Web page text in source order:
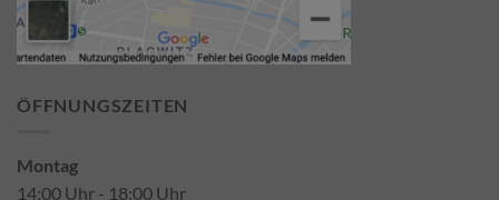
ÖFFNUNGSZEITEN
Montag
14:00 Uhr - 18:00 Uhr